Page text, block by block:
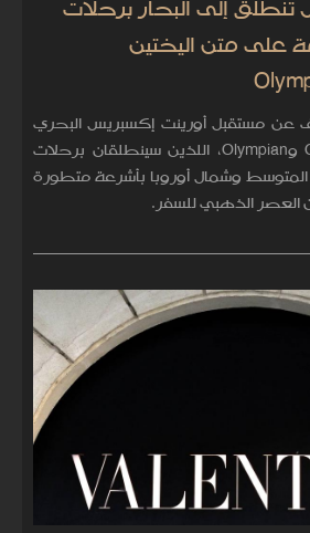
إلى البحار برحلات
على متن اليختين
مستقبل أورينت إكسبريس البحري
عبر اليختين Corinthian وOlympian، اللذين سينطلقان برحلات
وشمال أوروبا بأشرعة متطورة
الذهبي للسفر.